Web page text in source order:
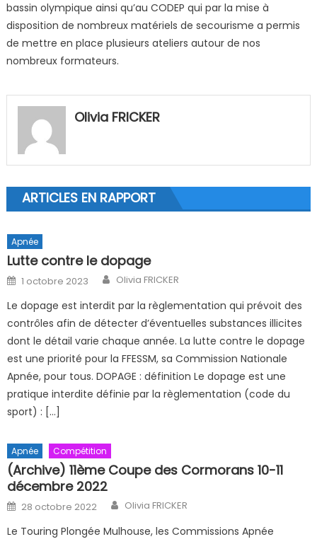
bassin olympique ainsi qu’au CODEP qui par la mise à
disposition de nombreux matériels de secourisme a permis
de mettre en place plusieurs ateliers autour de nos
nombreux formateurs.
Olivia FRICKER
ARTICLES EN RAPPORT
Apnée
Lutte contre le dopage
Posted on
1 octobre 2023 Author
Olivia FRICKER
Le dopage est interdit par la règlementation qui prévoit des
contrôles afin de détecter d’éventuelles substances illicites
dont le détail varie chaque année. La lutte contre le dopage
est une priorité pour la FFESSM, sa Commission Nationale
Apnée, pour tous. DOPAGE : définition Le dopage est une
pratique interdite définie par la règlementation (code du
sport) : […]
Apnée Compétition
(Archive) 11ème Coupe des Cormorans 10-11
décembre 2022
Posted on
28 octobre 2022 Author
Olivia FRICKER
Le Touring Plongée Mulhouse, les Commissions Apnée